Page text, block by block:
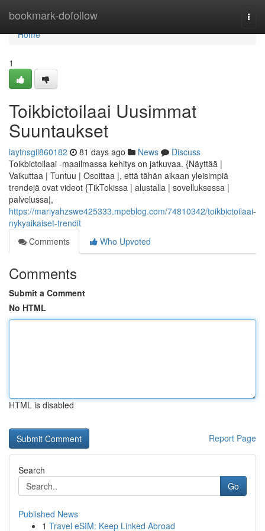
bookmark-dofollow
Home
Home
1
Toikbictoilaai Uusimmat
Suuntaukset
laytnsgil860182 81 days ago News
Discuss
Toikbictoilaai -maailmassa kehitys on jatkuvaa. {Näyttää |
Vaikuttaa | Tuntuu | Osoittaa |, että tähän aikaan yleisimpiä
trendejä ovat videot {TikTokissa | alustalla | sovelluksessa |
palvelussa|,
https://mariyahzswe425333.mpeblog.com/74810342/toikbictoilaai-
nykyaikaiset-trendit
Comments
Who Upvoted
Comments
Submit a Comment
No HTML
HTML is disabled
Report Page
Search
Go
Published News
1 Travel eSIM: Keep Linked Abroad